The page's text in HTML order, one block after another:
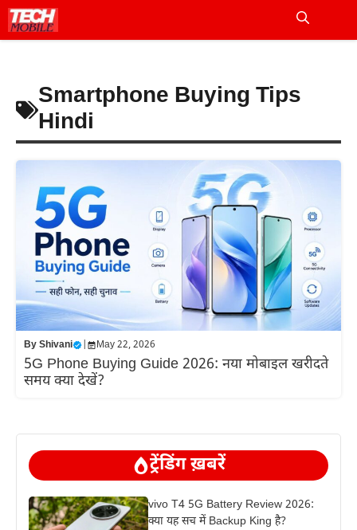
Skip
to
Smartphone Buying Tips
Hindi
ByShivani May 22, 2026
5G Phone Buying Guide 2026: नया मोबाइल खरीदते
समय क्या देखें?
ट्रेंडिंग ख़बरें
vivo T4 5G Battery Review 2026:
क्या यह सच में Backup King है?